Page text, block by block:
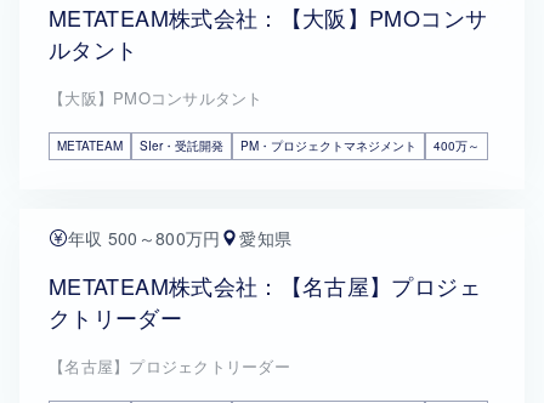
METATEAM株式会社：【大阪】PMOコンサ
ルタント
【大阪】PMOコンサルタント
METATEAM SIer・受託開発 PM・プロジェクトマネジメント 400万～
年収 500～800万円 愛知県
METATEAM株式会社：【名古屋】プロジェ
クトリーダー
【名古屋】プロジェクトリーダー